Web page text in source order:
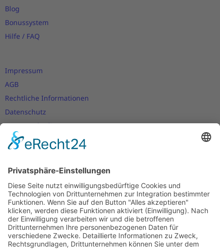
Blog
Bonussystem
Hilfe / FAQ
Impressum
AGB
Rechtliche Informationen
Datenschutz
Nutzungsbedingungen
Versand- und Zahlungsbedingungen
Cookie-Einstellungen
Newsletter
Verpassen Sie keine Neuigkeiten,
Angebote und Gutscheine!
Jetzt anmelden und10 EUR Gutscheinsichern!